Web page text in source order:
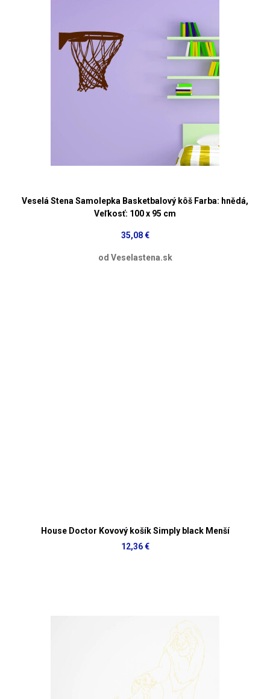
Veselá Stena Samolepka Basketbalový kôš Farba: hnědá,
Veľkosť: 100 x 95 cm
35,08 €
od Veselastena.sk
House Doctor Kovový košík Simply black Menší
12,36 €